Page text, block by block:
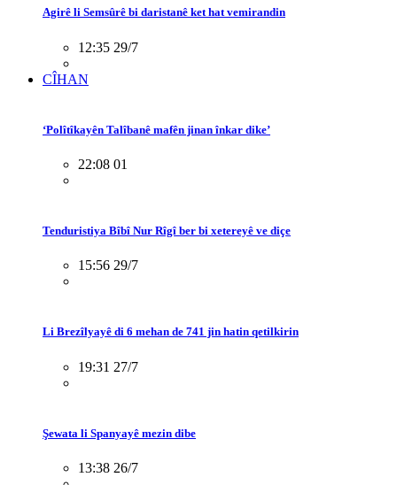
Agirê li Semsûrê bi daristanê ket hat vemirandin
12:35 29/7
CÎHAN
‘Polîtîkayên Talîbanê mafên jinan înkar dike’
22:08 01
Tenduristiya Bîbî Nur Rîgî ber bi xetereyê ve diçe
15:56 29/7
Li Brezîlyayê di 6 mehan de 741 jin hatin qetilkirin
19:31 27/7
Şewata li Spanyayê mezin dibe
13:38 26/7